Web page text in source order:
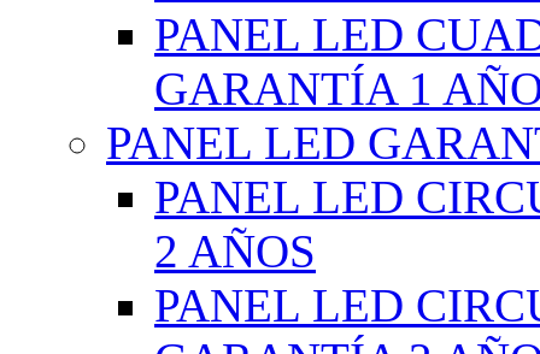
PANEL LED
GARANTÍA 1
PANEL LED
PANEL LED
2 AÑOS
PANEL LED